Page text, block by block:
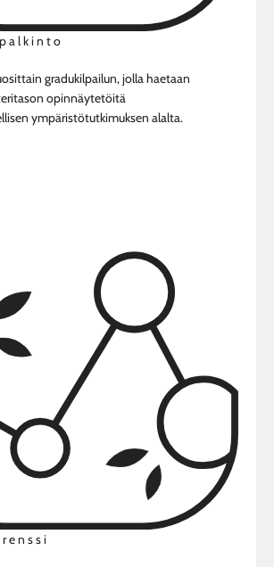
gradukilpailun, jolla haetaan
opinnäytetöitä
ympäristötutkimuksen alalta.